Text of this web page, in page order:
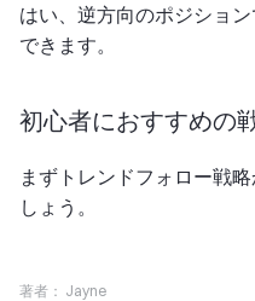
はい、逆方向のポジショ
できます。
初心者におすすめの
まずトレンドフォロー戦
しょう。
著者： Jayne